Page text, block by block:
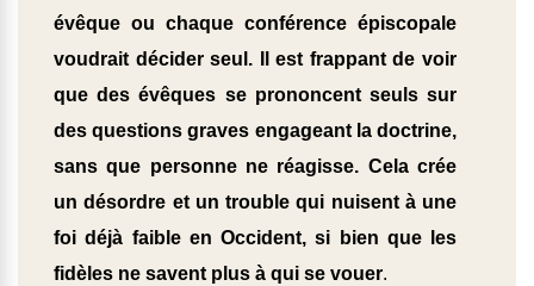
évêque ou chaque conférence épiscopale
voudrait décider seul. Il est frappant de voir
que des évêques se prononcent seuls sur
des questions graves engageant la doctrine,
sans que personne ne réagisse. Cela crée
un désordre et un trouble qui nuisent à une
foi déjà faible en Occident, si bien que les
fidèles ne savent plus à qui se vouer.